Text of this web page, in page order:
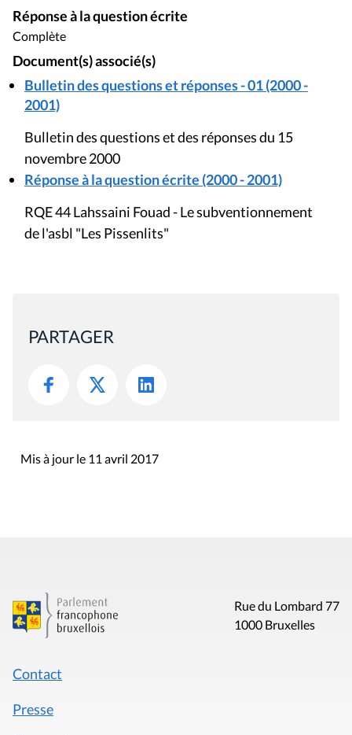
Réponse à la question écrite
Complète
Document(s) associé(s)
Bulletin des questions et réponses - 01 (2000 -
2001)
Bulletin des questions et des réponses du 15
novembre 2000
Réponse à la question écrite (2000 - 2001)
RQE 44 Lahssaini Fouad - Le subventionnement
de l'asbl "Les Pissenlits"
PARTAGER
Mis à jour le 11 avril 2017
Rue du Lombard 77
1000 Bruxelles
Contact
Presse